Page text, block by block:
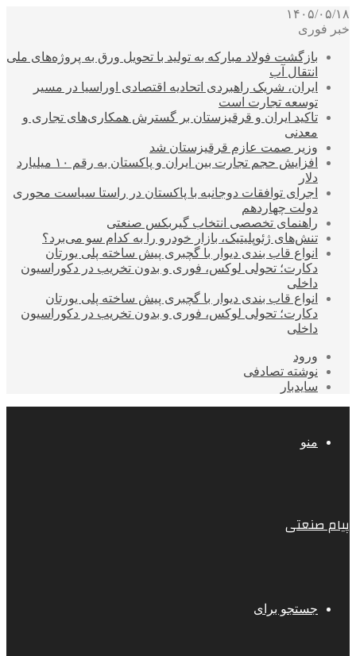
۱۴۰۵/۰۵/۱۸
خبر فوری
بازگشت فولاد مبارکه به تولید با تحویل ورق به پروژه‌های ملی
انتقال آب
ایران، شریک راهبردی اتحادیه اقتصادی اوراسیا در مسیر
توسعه تجارت است
تاکید ایران و قرقیزستان بر گسترش همکاری‌های تجاری و
معدنی
وزیر صمت عازم قرقیزستان شد
افزایش حجم تجارت بین ایران و پاکستان به رقم ۱۰ میلیارد
دلار
اجرای توافقات دوجانبه با پاکستان در راستا سیاست محوری
دولت چهاردهم
راهنمای تخصصی انتخاب گیربکس صنعتی
تنش‌های ژئوپلیتیک، بازار خودرو را به کدام سو می‌برد؟
انواع قاب بندی دیوار با گچبری پیش ساخته پلی یورتان
دکارت؛ تحولی لوکس، فوری و بدون تخریب در دکوراسیون
داخلی
انواع قاب بندی دیوار با گچبری پیش ساخته پلی یورتان
دکارت؛ تحولی لوکس، فوری و بدون تخریب در دکوراسیون
داخلی
ورود
نوشته تصادفی
سایدبار
منو
پیام صنعتی
جستجو برای